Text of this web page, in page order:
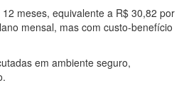
meses, equivalente a R$ 30,82 por
mensal, mas com custo-benefício
em ambiente seguro,